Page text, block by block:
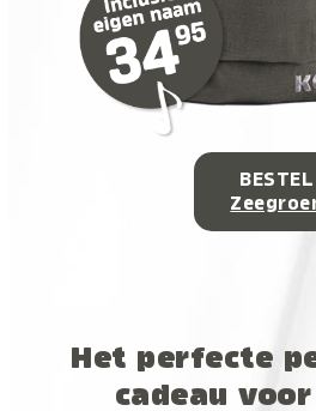
BESTEL
Het perfecte
cadeau voor